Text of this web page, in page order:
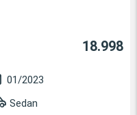
18.998
01/2023
Sedan